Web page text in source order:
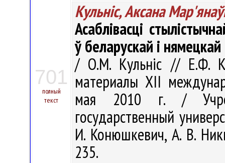
701
полный
текст
Кульніс, Аксана
Асаблівасці
ў беларускай і
/ О.М. Кульніс // Е.Ф.
материалы ХII
мая 2010 г. /
государственный
И. Конюшкевич, А. В.
235.